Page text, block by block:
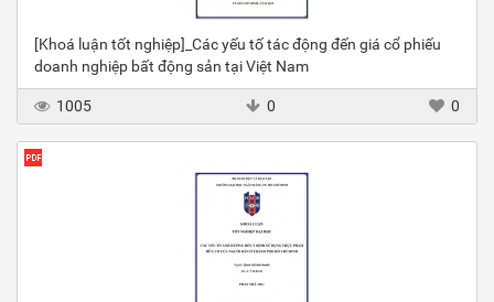
[Khoá luận tốt nghiệp]_Các yếu tố tác động đến giá cổ phiếu
doanh nghiệp bất động sản tại Việt Nam
1005 0 0